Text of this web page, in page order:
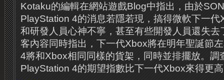
Kotaku的編輯在網站遊戲Blog中指出，由於
PlayStation 4的消息若隱若現，搞得微軟下一代
和研發人員心神不寧，甚至有些開發人員還失去
客內容同時指出，下一代Xbox將在明年聖誕節
4將和Xbox相同同樣的貨架，同時並排擺放。調
PlayStation 4的期望指數比下一代Xbox來得更